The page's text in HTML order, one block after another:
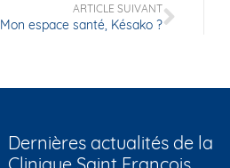
ARTICLE SUIVANT
Mon espace santé, Késako ?
Dernières actualités de la